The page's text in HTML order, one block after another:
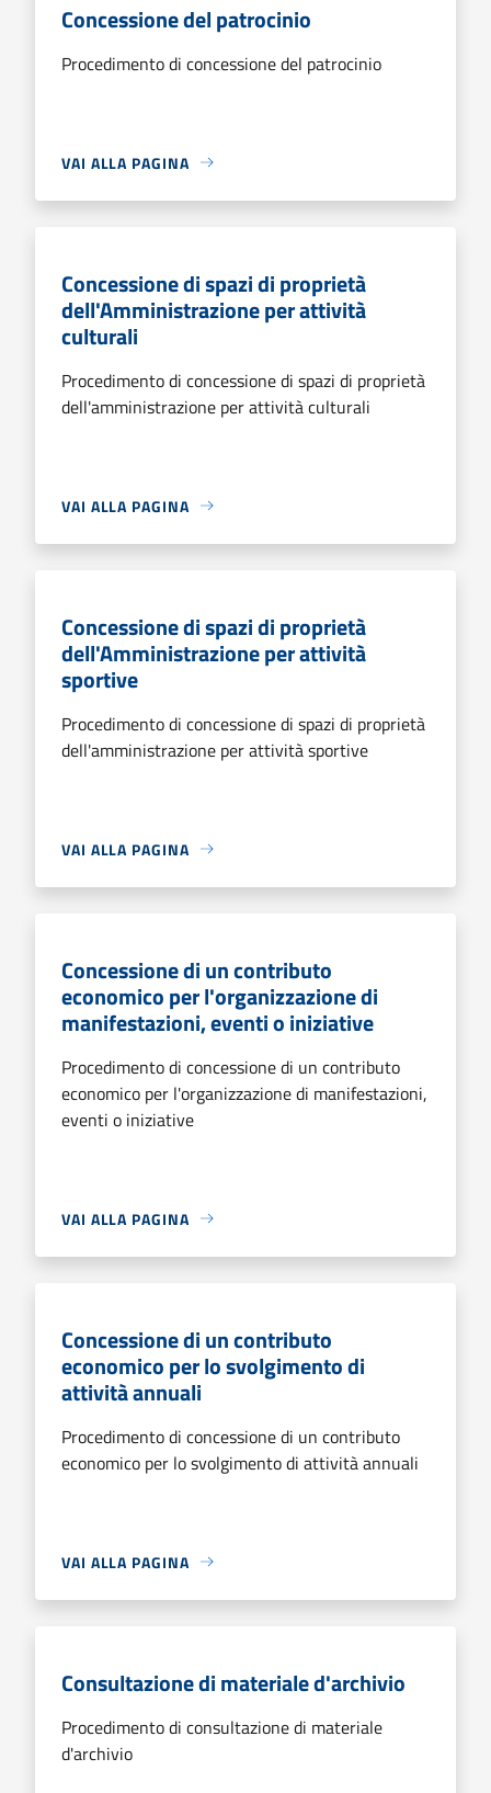
Concessione del patrocinio
Procedimento di concessione del patrocinio
VAI ALLA PAGINA
Concessione di spazi di proprietà
dell'Amministrazione per attività
culturali
Procedimento di concessione di spazi di proprietà
dell'amministrazione per attività culturali
VAI ALLA PAGINA
Concessione di spazi di proprietà
dell'Amministrazione per attività
sportive
Procedimento di concessione di spazi di proprietà
dell'amministrazione per attività sportive
VAI ALLA PAGINA
Concessione di un contributo
economico per l'organizzazione di
manifestazioni, eventi o iniziative
Procedimento di concessione di un contributo
economico per l'organizzazione di manifestazioni,
eventi o iniziative
VAI ALLA PAGINA
Concessione di un contributo
economico per lo svolgimento di
attività annuali
Procedimento di concessione di un contributo
economico per lo svolgimento di attività annuali
VAI ALLA PAGINA
Consultazione di materiale d'archivio
Procedimento di consultazione di materiale
d'archivio